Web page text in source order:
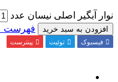
نوار آبگیر اصلی نیسان عدد
افزودن به سبد خرید
فهرست
فیسبوک توئیت پینترست